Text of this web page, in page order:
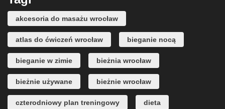
akcesoria do masażu wrocław
atlas do ćwiczeń wrocław bieganie nocą
bieganie w zimie bieżnia wrocław
bieżnie używane bieżnie wrocław
czterodniowy plan treningowy dieta